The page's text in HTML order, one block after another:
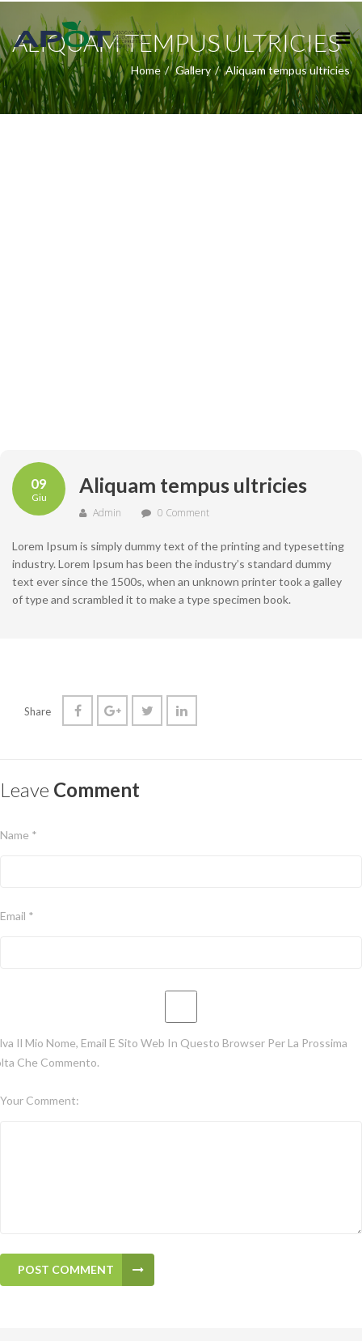
ALIQUAM TEMPUS ULTRICIES
Home Gallery Aliquam tempus ultricies
09
Giu
Aliquam tempus ultricies
Admin 0 Comment
Lorem Ipsum is simply dummy text of the printing and typesetting
industry. Lorem Ipsum has been the industry’s standard dummy
text ever since the 1500s, when an unknown printer took a galley
of type and scrambled it to make a type specimen book.
Share
Leave Comment
Name *
Email *
Il Mio Nome, Email E Sito Web In Questo Browser Per La Prossima
Che Commento.
Your Comment:
POST COMMENT